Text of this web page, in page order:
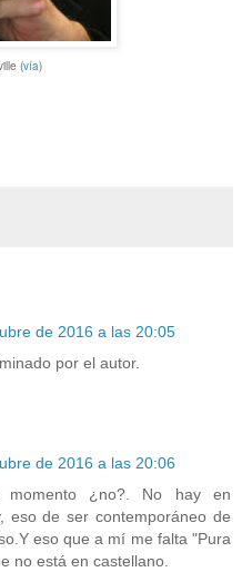
(vía)
de 2016 a las 20:05
por el autor.
de 2016 a las 20:06
¿no?. No hay en
eso de ser contemporáneo de
eso que a mí me falta "Pura
no está en castellano.